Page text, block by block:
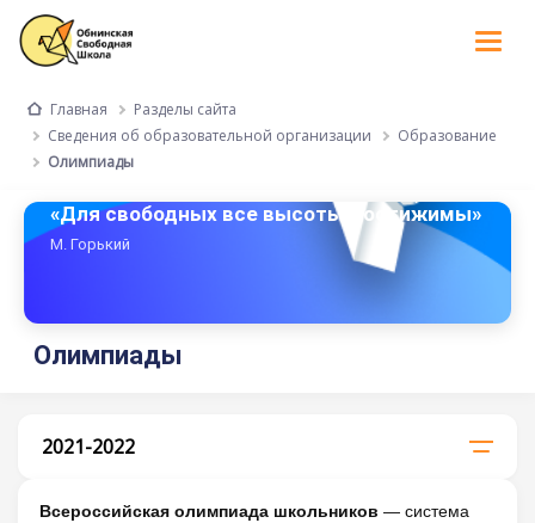
Главная
Разделы сайта
Сведения об образовательной организации
Образование
Олимпиады
«Для свободных все высоты достижимы»
М. Горький
Олимпиады
2021-2022
Всероссийская олимпиада школьников — система